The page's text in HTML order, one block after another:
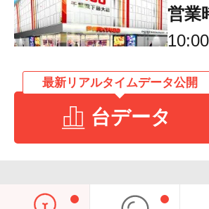
営業
最新リアルタイムデータ公開
台データ